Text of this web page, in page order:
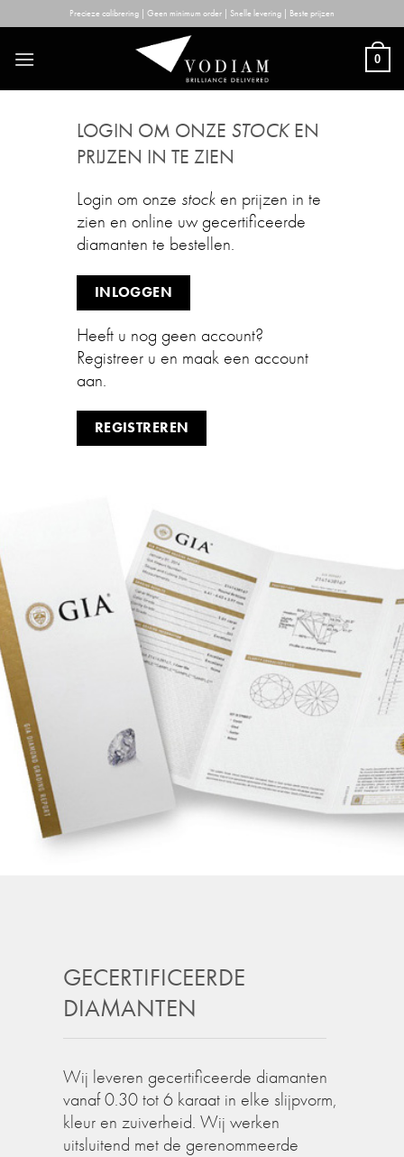
to
content
Precieze calibrering | Geen minimum order | Snelle levering | Beste prijzen
0
LOGIN OM ONZE STOCKEN
PRIJZEN IN TE ZIEN
Login om onze stock en prijzen in te
zien en online uw gecertificeerde
diamanten te bestellen.
INLOGGEN
Heeft u nog geen account?
Registreer u en maak een account
aan.
REGISTREREN
GECERTIFICEERDE
DIAMANTEN
Wij leveren gecertificeerde diamanten
vanaf 0.30 tot 6 karaat in elke slijpvorm,
kleur en zuiverheid. Wij werken
uitsluitend met de gerenommeerde